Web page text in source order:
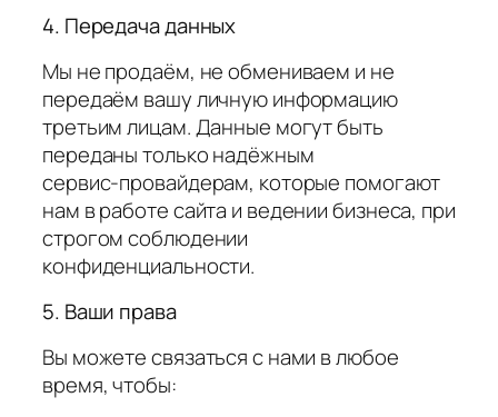
4. Передача данных
Мы не продаём, не обмениваем и не
передаём вашу личную информацию
третьим лицам. Данные могут быть
переданы только надёжным
сервис‑провайдерам, которые помогают
нам в работе сайта и ведении бизнеса, при
строгом соблюдении
конфиденциальности.
5. Ваши права
Вы можете связаться с нами в любое
время, чтобы: